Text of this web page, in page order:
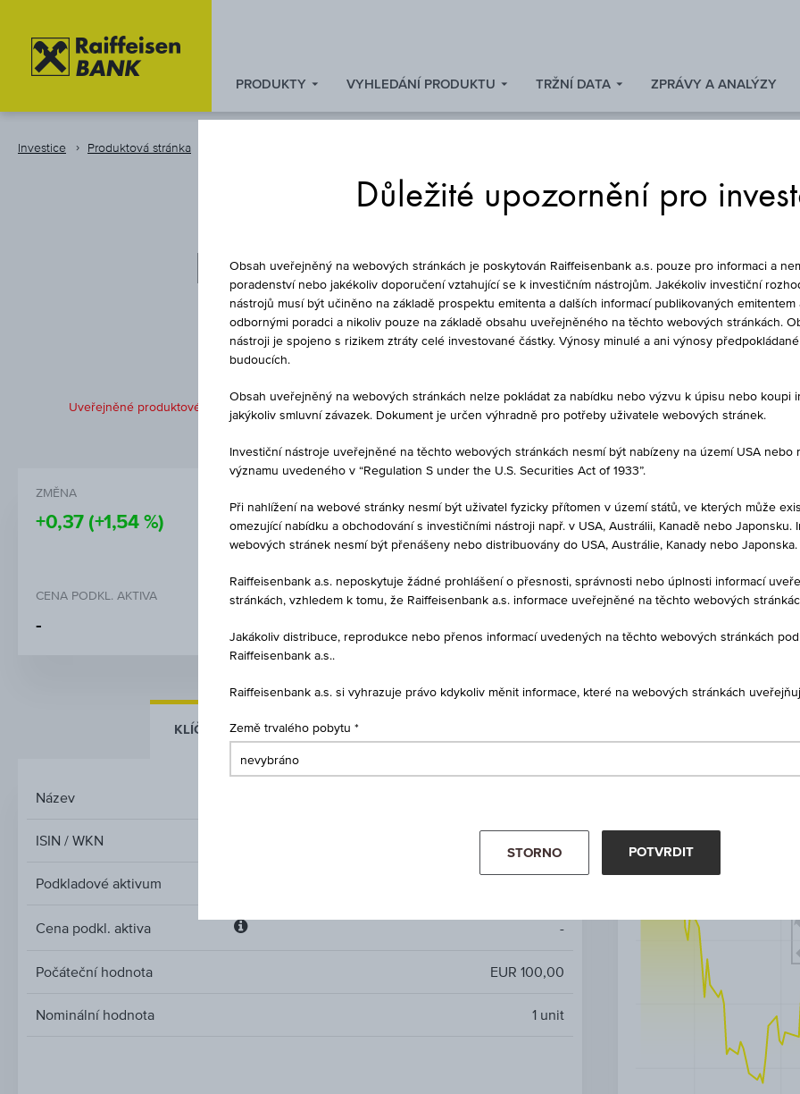
springen
Quicklinks
springen
PRODUKTY VYHLEDÁNÍ PRODUKTU TRŽNÍ DATA ZPRÁVY A ANALÝZY
Investice Produktová stránka
INDEXOVÝ / PARTICIPAČNÍ
LONG
Uveřejněné produktové informace jsou určeny čistě pro investory, kteří již mají produkt ve svém portfoliu. Tyto údaje neslouží jako
ZMĚNA
+0,37(+1,54 %) EUR 24,320 -
CENA PODKL. AKTIVA
-
KLÍČOVÉ ÚDAJE ZÁKLADNÍ ÚDAJE
Název
ISIN / WKN
Podkladové aktivum
Cena podkl. aktiva -
Počáteční hodnota EUR 100,00
Nominální hodnota 1 unit
Důležité upozornění pro
Obsah uveřejněný na webových stránkách je poskytován Raiffeisenbank a.s. pouze pro informaci a
poradenství nebo jakékoliv doporučení vztahující se k investičním nástrojům. Jakékoliv investiční
nástrojů musí být učiněno na základě prospektu emitenta a dalších informací publikovaných
odbornými poradci a nikoliv pouze na základě obsahu uveřejněného na těchto webových stránkách.
nástroji je spojeno s rizikem ztráty celé investované částky. Výnosy minulé a ani výnosy
budoucích.
Obsah uveřejněný na webových stránkách nelze pokládat za nabídku nebo výzvu k úpisu nebo koupi
jakýkoliv smluvní závazek. Dokument je určen výhradně pro potřeby uživatele webových stránek.
Investiční nástroje uveřejněné na těchto webových stránkách nesmí být nabízeny na území USA nebo
významu uvedeného v “Regulation S under the U.S. Securities Act of 1933”.
Při nahlížení na webové stránky nesmí být uživatel fyzicky přítomen v území států, ve kterých může
omezující nabídku a obchodování s investičními nástroji např. v USA, Austrálii, Kanadě nebo Japonsku.
webových stránek nesmí být přenášeny nebo distribuovány do USA, Austrálie, Kanady nebo Japonska.
Raiffeisenbank a.s. neposkytuje žádné prohlášení o přesnosti, správnosti nebo úplnosti informací
stránkách, vzhledem k tomu, že Raiffeisenbank a.s. informace uveřejněné na těchto webových
Jakákoliv distribuce, reprodukce nebo přenos informací uvedených na těchto webových stránkách
Raiffeisenbank a.s..
Raiffeisenbank a.s. si vyhrazuje právo kdykoliv měnit informace, které na webových stránkách
Země trvalého pobytu
STORNO POTVRDIT